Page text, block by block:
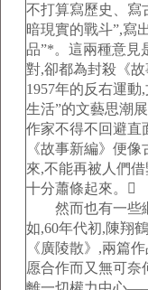
不打算寫歷史、寫
暗現實的戰斗”,寫
品”*。這兩種意見
對,卻都為封殺《
1957年的反右運動
生活”的文藝思潮
作家不得不回避直
《故事新編》便
來,不能再被人們
十分蕭條起來。
然而也有一些繼
如,60年代初,陳翔
《廣陵散》,兩篇
愿合作而又無可奈